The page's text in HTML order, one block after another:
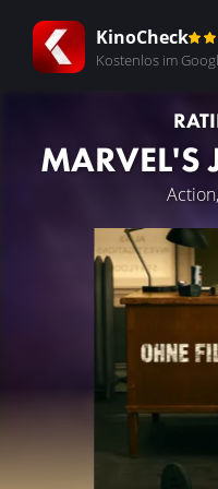
KinoCheck
Kostenlos im
MARVEL'S